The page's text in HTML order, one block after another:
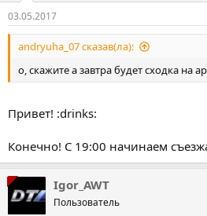
03.05.2017
andryuha_07 сказав(ла):
о, скажите а завтра будет сходка на
Привет! :drinks:
Конечно! С 19:00 начинаем
Igor_AWT
Пользователь